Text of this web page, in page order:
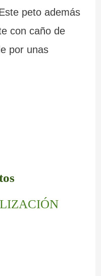
peto además
con caño de
por unas